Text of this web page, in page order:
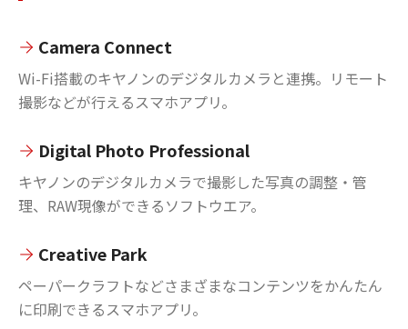
Camera Connect
Wi-Fi搭載のキヤノンのデジタルカメラと連携。リモート
撮影などが行えるスマホアプリ。
Digital Photo Professional
キヤノンのデジタルカメラで撮影した写真の調整・管
理、RAW現像ができるソフトウエア。
Creative Park
ペーパークラフトなどさまざまなコンテンツをかんたん
に印刷できるスマホアプリ。